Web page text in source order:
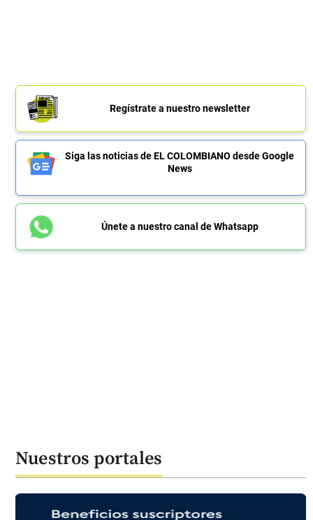
Regístrate a nuestro newsletter
Siga las noticias de EL COLOMBIANO desde Google
News
Únete a nuestro canal de Whatsapp
Nuestros portales